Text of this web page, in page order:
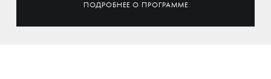
ПОДРОБНЕЕ О ПРОГРАММЕ